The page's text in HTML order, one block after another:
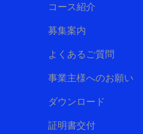
コース紹介
募集案内
よくあるご質問
事業主様へのお願い
ダウンロード
証明書交付